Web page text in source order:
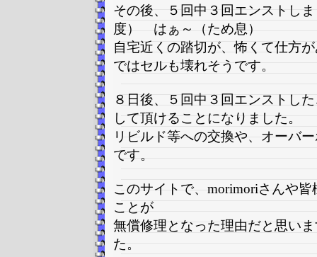
その後、５回中３回エンストし
度） はぁ～（ため息）
自宅近くの踏切が、怖くて仕方
ではセルも壊れそうです。
８日後、５回中３回エンストし
して頂けることになりました。
リビルド等への交換や、オーバ
です。
このサイトで、morimoriさんや
ことが
無償修理となった理由だと思い
た。